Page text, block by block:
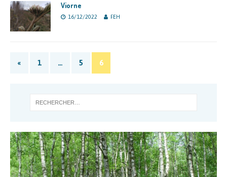
Viorne
16/12/2022 FEH
« 1 … 5 6